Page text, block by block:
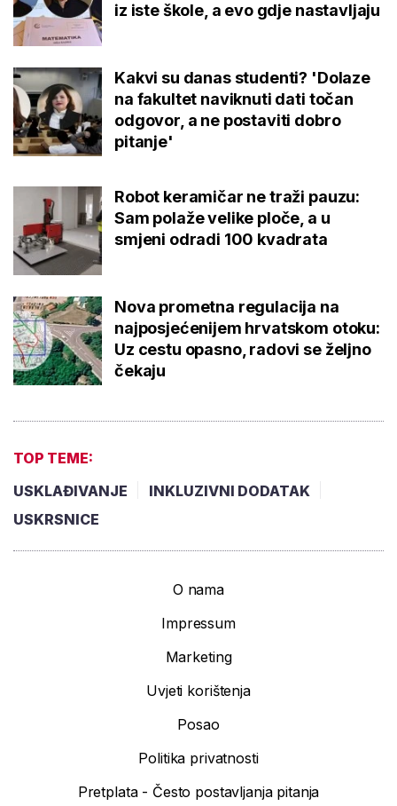
iz iste škole, a evo gdje nastavljaju
Kakvi su danas studenti? 'Dolaze
na fakultet naviknuti dati točan
odgovor, a ne postaviti dobro
pitanje'
Robot keramičar ne traži pauzu:
Sam polaže velike ploče, a u
smjeni odradi 100 kvadrata
Nova prometna regulacija na
najposjećenijem hrvatskom otoku:
Uz cestu opasno, radovi se željno
čekaju
TOP TEME:
USKLAĐIVANJE
INKLUZIVNI DODATAK
USKRSNICE
O nama
Impressum
Marketing
Uvjeti korištenja
Posao
Politika privatnosti
Pretplata - Često postavljanja pitanja